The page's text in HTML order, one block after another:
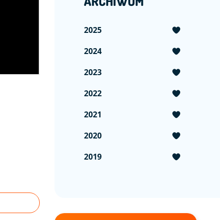
2025
2024
2023
2022
2021
2020
2019